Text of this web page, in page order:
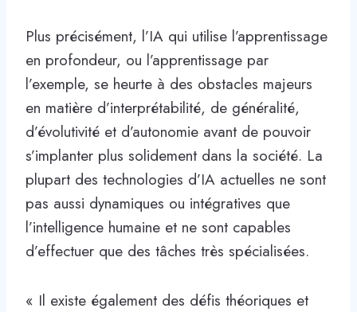
Plus précisément, l’IA qui utilise l’apprentissage
en profondeur, ou l’apprentissage par
l’exemple, se heurte à des obstacles majeurs
en matière d’interprétabilité, de généralité,
d’évolutivité et d’autonomie avant de pouvoir
s’implanter plus solidement dans la société. La
plupart des technologies d’IA actuelles ne sont
pas aussi dynamiques ou intégratives que
l’intelligence humaine et ne sont capables
d’effectuer que des tâches très spécialisées.
« Il existe également des défis théoriques et